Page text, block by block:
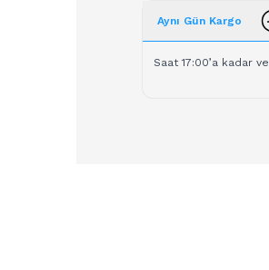
Aynı Gün Kargo
Saat 17:00’a kadar